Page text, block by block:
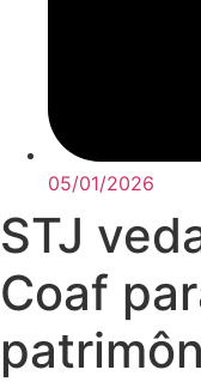
05/01/2026
STJ
Coaf